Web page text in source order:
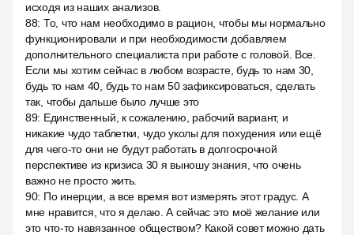
исходя из наших анализов.
88: То, что нам необходимо в рацион, чтобы мы нормально
функционировали и при необходимости добавляем
дополнительного специалиста при работе с головой. Все.
Если мы хотим сейчас в любом возрасте, будь то нам 30,
будь то нам 40, будь то нам 50 зафиксироваться, сделать
так, чтобы дальше было лучше это
89: Единственный, к сожалению, рабочий вариант, и
никакие чудо таблетки, чудо уколы для похудения или ещё
для чего-то они не будут работать в долгосрочной
перспективе из кризиса 30 я выношу знания, что очень
важно не просто жить.
90: По инерции, а все время вот измерять этот градус. А
мне нравится, что я делаю. А сейчас это моё желание или
это что-то навязанное обществом? Какой совет можно дать